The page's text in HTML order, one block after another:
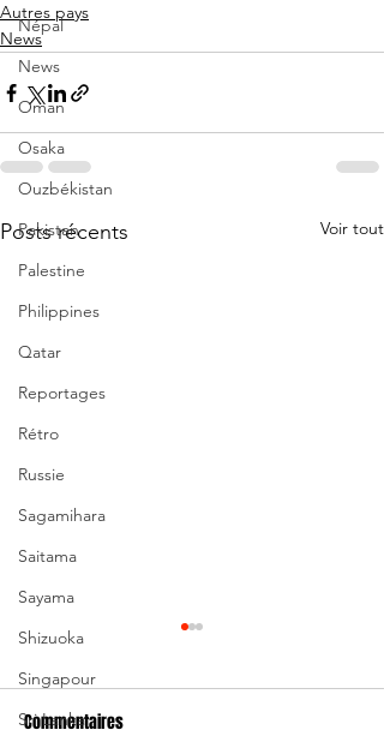
Népal
News
Oman
Osaka
Ouzbékistan
Pakistan
Palestine
Philippines
Qatar
Reportages
Rétro
Russie
Sagamihara
Saitama
Sayama
Shizuoka
Singapour
Sri Lanka
Autres pays
News
Posts récents Voir tout
Commentaires